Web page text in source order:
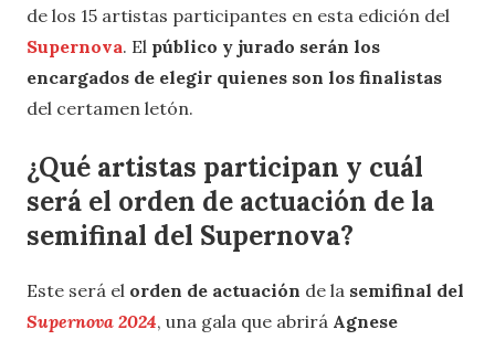
de los 15 artistas participantes en esta edición del
Supernova. El público y jurado serán los
encargados de elegir quienes son los finalistas
del certamen letón.
¿Qué artistas participan y cuál
será el orden de actuación de la
semifinal del Supernova?
Este será el orden de actuación de la semifinal del
Supernova 2024, una gala que abrirá Agnese